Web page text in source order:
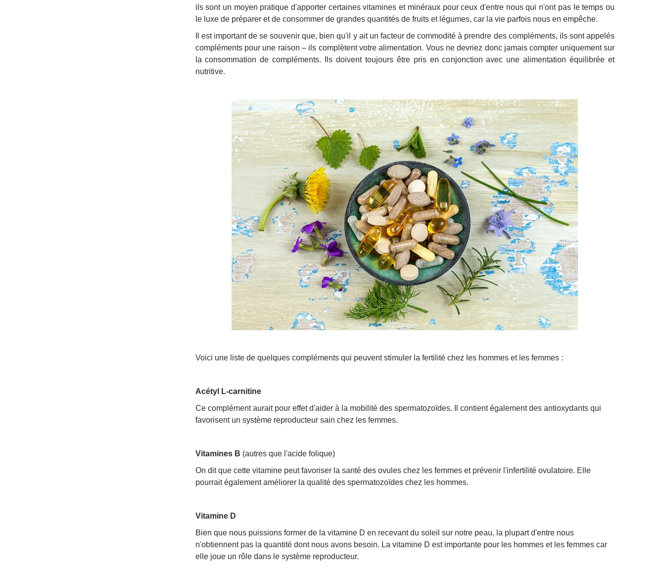
ils sont un moyen pratique d'apporter certaines vitamines et minéraux pour ceux d'entre nous qui n'ont pas le temps ou
le luxe de préparer et de consommer de grandes quantités de fruits et légumes, car la vie parfois nous en empêche.
Il est important de se souvenir que, bien qu'il y ait un facteur de commodité à prendre des compléments, ils sont appelés
compléments pour une raison – ils complètent votre alimentation. Vous ne devriez donc jamais compter uniquement sur
la consommation de compléments. Ils doivent toujours être pris en conjonction avec une alimentation équilibrée et
nutritive.
Voici une liste de quelques compléments qui peuvent stimuler la fertilité chez les hommes et les femmes :
Acétyl L-carnitine
Ce complément aurait pour effet d'aider à la mobilité des spermatozoïdes. Il contient également des antioxydants qui
favorisent un système reproducteur sain chez les femmes.
Vitamines B (autres que l'acide folique)
On dit que cette vitamine peut favoriser la santé des ovules chez les femmes et prévenir l'infertilité ovulatoire. Elle
pourrait également améliorer la qualité des spermatozoïdes chez les hommes.
Vitamine D
Bien que nous puissions former de la vitamine D en recevant du soleil sur notre peau, la plupart d'entre nous
n'obtiennent pas la quantité dont nous avons besoin. La vitamine D est importante pour les hommes et les femmes car
elle joue un rôle dans le système reproducteur.